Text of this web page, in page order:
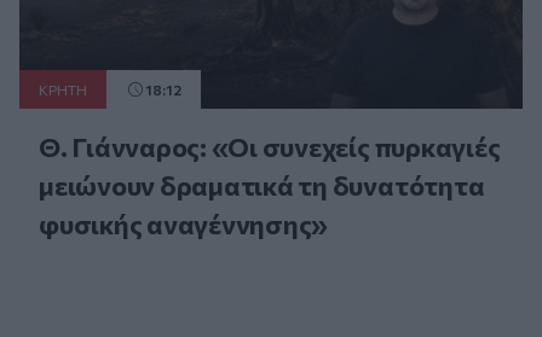
ΚΡΗΤΗ 18:12
Θ. Γιάνναρος: «Οι συνεχείς πυρκαγιές
μειώνουν δραματικά τη δυνατότητα
φυσικής αναγέννησης»